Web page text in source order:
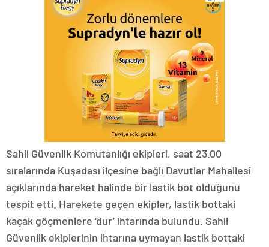
Sahil Güvenlik Komutanlığı ekipleri, saat 23.00
sıralarında Kuşadası ilçesine bağlı Davutlar Mahallesi
açıklarında hareket halinde bir lastik bot olduğunu
tespit etti. Harekete geçen ekipler, lastik bottaki
kaçak göçmenlere ‘dur’ ihtarında bulundu. Sahil
Güvenlik ekiplerinin ihtarına uymayan lastik bottaki